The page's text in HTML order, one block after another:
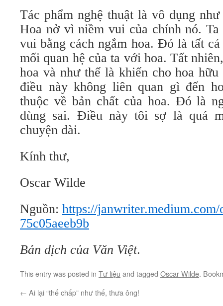
Tác phẩm nghệ thuật là vô dụng
Hoa nở vì niềm vui của chính nó. Ta
vui bằng cách ngắm hoa. Đó là tất
mối quan hệ của ta với hoa. Tất
hoa và như thế là khiến cho hoa
điều này không liên quan gì đến
thuộc về bản chất của hoa. Đó là
dùng sai. Điều này tôi sợ là quá
chuyện dài.
Kính thư,
Oscar Wilde
Nguồn: https://
75c05aeeb9b
Bản dịch của Văn Việt.
This entry was posted in Tư liệu and tagged Oscar Wilde.
← Ai lại “thế chấp” như thế, thưa ông!